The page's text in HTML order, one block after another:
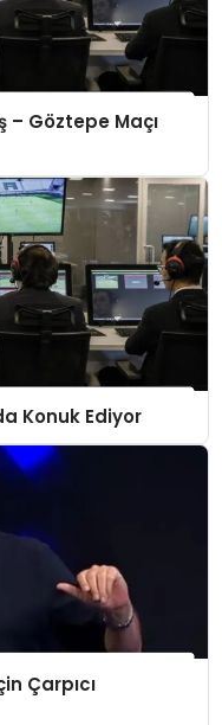
– Göztepe Maçı
Konuk Ediyor
Çarpıcı